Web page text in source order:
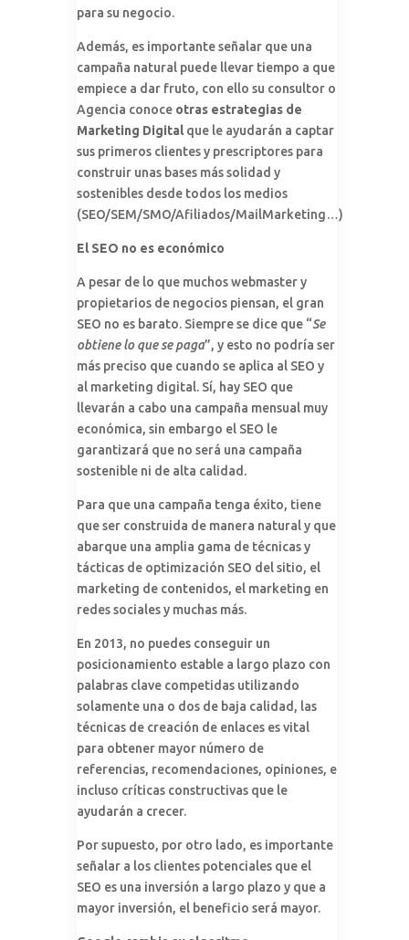
para su negocio.
Además, es importante señalar que una
campaña natural puede llevar tiempo a que
empiece a dar fruto, con ello su consultor o
Agencia conoce otras estrategias de
Marketing Digitalque le ayudarán a captar
sus primeros clientes y prescriptores para
construir unas bases más solidad y
sostenibles desde todos los medios
(SEO/SEM/SMO/Afiliados/MailMarketing…)
El SEO no es económico
A pesar de lo que muchos webmaster y
propietarios de negocios piensan, el gran
SEO no es barato. Siempre se dice que “Se
obtiene lo que se paga”, y esto no podría ser
más preciso que cuando se aplica al SEO y
al marketing digital. Sí, hay SEO que
llevarán a cabo una campaña mensual muy
económica, sin embargo el SEO le
garantizará que no será una campaña
sostenible ni de alta calidad.
Para que una campaña tenga éxito, tiene
que ser construida de manera natural y que
abarque una amplia gama de técnicas y
tácticas de optimización SEO del sitio, el
marketing de contenidos, el marketing en
redes sociales y muchas más.
En 2013, no puedes conseguir un
posicionamiento estable a largo plazo con
palabras clave competidas utilizando
solamente una o dos de baja calidad, las
técnicas de creación de enlaces es vital
para obtener mayor número de
referencias, recomendaciones, opiniones, e
incluso críticas constructivas que le
ayudarán a crecer.
Por supuesto, por otro lado, es importante
señalar a los clientes potenciales que el
SEO es una inversión a largo plazo y que a
mayor inversión, el beneficio será mayor.